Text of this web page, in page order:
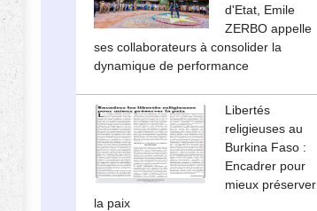
d'Etat, Emile
ZERBO appelle
ses collaborateurs à consolider la
dynamique de performance
Libertés
religieuses au
Burkina Faso :
Encadrer pour
mieux préserver
la paix